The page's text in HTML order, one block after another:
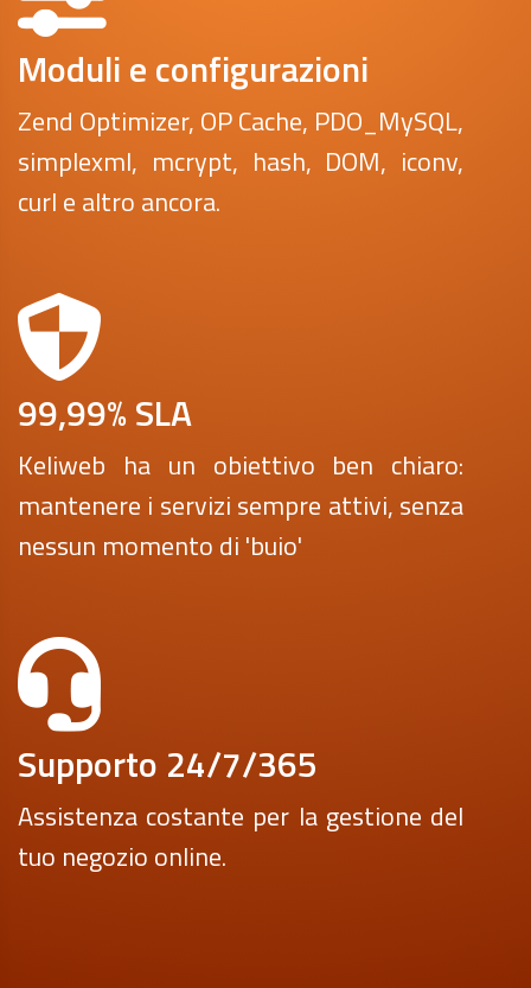
Moduli e configurazioni
Zend Optimizer, OP Cache, PDO_MySQL,
simplexml, mcrypt, hash, DOM, iconv,
curl e altro ancora.
99,99% SLA
Keliweb ha un obiettivo ben chiaro:
mantenere i servizi sempre attivi, senza
nessun momento di 'buio'
Supporto 24/7/365
Assistenza costante per la gestione del
tuo negozio online.